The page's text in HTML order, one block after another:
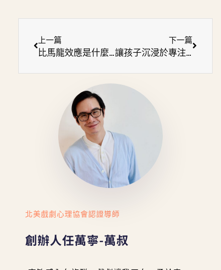
上一篇
比馬龍效應是什麼？能激發孩子潛能！實踐比馬龍效應的5大技巧
下一篇
讓孩子沉浸於專注與創造的心流世界：家長不可錯過的秘密
北美戲劇心理協會認證導師
創辦人任萬寧-萬叔